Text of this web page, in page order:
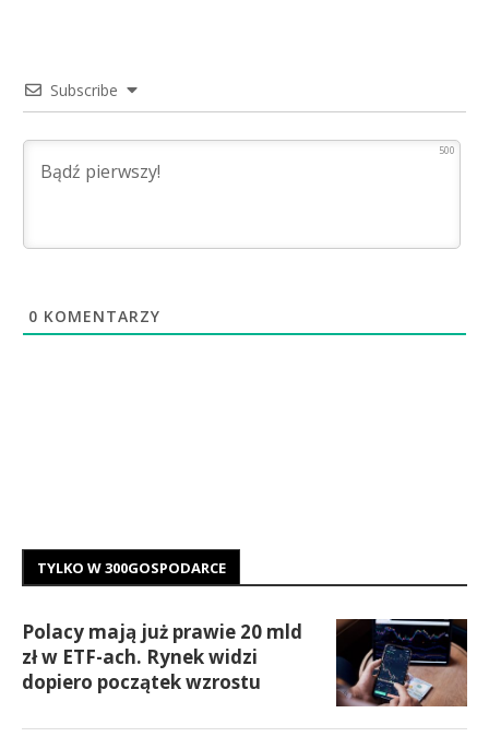
Subscribe
500
0 KOMENTARZY
TYLKO W 300GOSPODARCE
Polacy mają już prawie 20 mld
zł w ETF-ach. Rynek widzi
dopiero początek wzrostu